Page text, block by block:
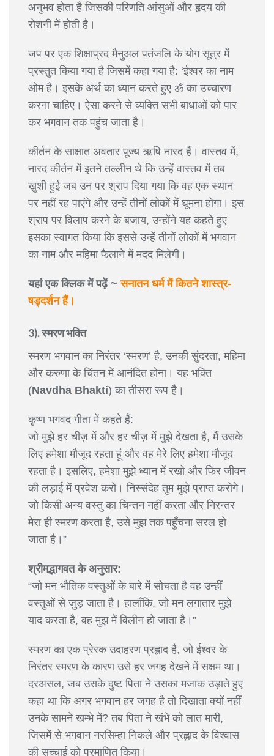
अनुभव होता है जिसकी परिणति आंसुओं और हृदय की
रोशनी में होती है।
जप पर एक शिक्षाप्रद मैनुअल पतंजलि के योग सूत्र में
प्रस्तुत किया गया है जिसमें कहा गया है: ‘ईश्वर का नाम
ओम है। इसके अर्थ का ध्यान करते हुए ॐ का उच्चारण
करना चाहिए। ऐसा करने से व्यक्ति सभी बाधाओं को पार
कर भगवान तक पहुंच जाता है।
कीर्तन के साक्षात अवतार पूज्य ऋषि नारद हैं। वास्तव में,
नारद कीर्तन में इतने तल्लीन थे कि उन्हें वास्तव में तब
खुशी हुई जब उन पर श्राप दिया गया कि वह एक स्थान
पर नहीं रह पाएंगे और उन्हें तीनों लोकों में घूमना होगा। इस
श्राप पर विलाप करने के बजाय, उन्होंने यह कहते हुए
इसका स्वागत किया कि इससे उन्हें तीनों लोकों में भगवान
का नाम और महिमा फैलाने में मदद मिलेगी।
यहां एक क्लिक में पढ़ें ~सनातन धर्म में कितने शास्त्र-
षड्दर्शन हैं।
3). स्मरण भक्ति
स्मरण भगवान का निरंतर ‘स्मरण’ है, उनकी सुंदरता, महिमा
और करुणा के चिंतन में आनंदित होना। यह भक्ति
(Navdha Bhakti) का तीसरा रूप है।
कृष्ण भगवद गीता में कहते हैं:
जो मुझे हर चीज़ में और हर चीज़ में मुझे देखता है, मैं उसके
लिए हमेशा मौजूद रहता हूं और वह मेरे लिए हमेशा मौजूद
रहता है। इसलिए, हमेशा मुझे ध्यान में रखो और फिर जीवन
की लड़ाई में प्रवेश करो। निस्संदेह तुम मुझे प्राप्त करोगे।
जो किसी अन्य वस्तु का चिन्तन नहीं करता और निरन्तर
मेरा ही स्मरण करता है, उसे मुझ तक पहुँचना सरल हो
जाता है।”
श्रीमद्भागवत के अनुसार:
“जो मन भौतिक वस्तुओं के बारे में सोचता है वह उन्हीं
वस्तुओं से जुड़ जाता है। हालाँकि, जो मन लगातार मुझे
याद करता है, वह मुझ में विलीन हो जाता है।”
स्मरण का एक प्रेरक उदाहरण प्रह्लाद है, जो ईश्वर के
निरंतर स्मरण के कारण उसे हर जगह देखने में सक्षम था।
दरअसल, जब उसके दुष्ट पिता ने उसका मजाक उड़ाते हुए
कहा था कि अगर भगवान हर जगह है तो दिखाता क्यों नहीं
उनके सामने खम्भे में? तब पिता ने खंभे को लात मारी,
जिसमें से भगवान नरसिम्हा निकले और प्रह्लाद के विश्वास
की सच्चाई को प्रमाणित किया।